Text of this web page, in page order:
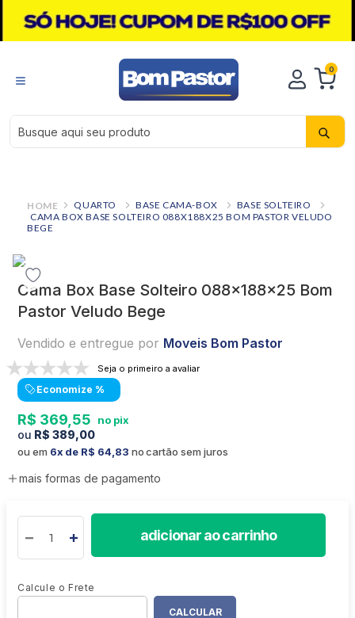
0
Busque aqui seu produto
QUARTO BASE CAMA-BOX
BASE SOLTEIRO
CAMA BOX BASE SOLTEIRO 088X188X25 BOM PASTOR VELUDO
BEGE
Cama Box Base Solteiro 088x188x25 Bom
Pastor Veludo Bege
Vendido e entregue por Moveis Bom Pastor
Seja o primeiro a avaliar
Economize %
R$ 369 55
R$ 389,00
ou em 6 R$ 64, 83 no cartão sem juros
mais formas de pagamento
adicionar ao carrinho